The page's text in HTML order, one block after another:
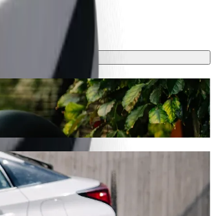
Bolt
prendra environ 6 min et coûtera environ